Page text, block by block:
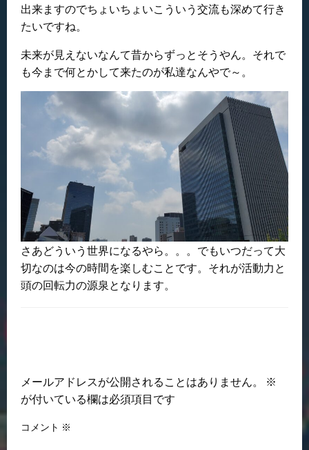
出来ますのでちょいちょいこういう交流も深めて行き
たいですね。
未来が見えないなんて昔からずっとそうやん。それで
も今まで何とかして来たのが私達なんやで～。
さあどういう世界になるやら。。。でもいつだって大
切なのは今の時間を楽しむことです。それが活動力と
頭の回転力の源泉となります。
メールアドレスが公開されることはありません。
※
が付いている欄は必須項目です
コメント ※